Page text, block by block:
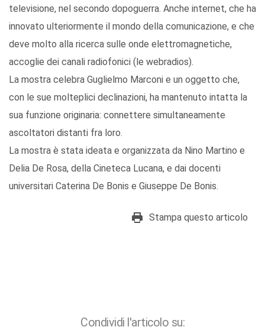
televisione, nel secondo dopoguerra. Anche internet, che ha
innovato ulteriormente il mondo della comunicazione, e che
deve molto alla ricerca sulle onde elettromagnetiche,
accoglie dei canali radiofonici (le webradios).
La mostra celebra Guglielmo Marconi e un oggetto che,
con le sue molteplici declinazioni, ha mantenuto intatta la
sua funzione originaria: connettere simultaneamente
ascoltatori distanti fra loro.
La mostra è stata ideata e organizzata da Nino Martino e
Delia De Rosa, della Cineteca Lucana, e dai docenti
universitari Caterina De Bonis e Giuseppe De Bonis.
Stampa questo articolo
Condividi l'articolo su: